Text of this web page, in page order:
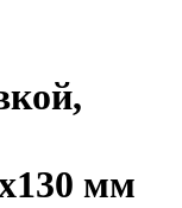
мм